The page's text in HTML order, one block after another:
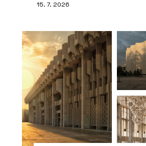
15. 7. 2026